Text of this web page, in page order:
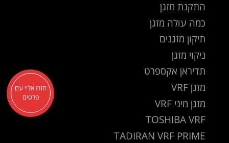
התקנת מזגן
כמה עולה מזגן
תיקון מזגנים
ניקוי מזגן
תדיראן אקספרט
מזגן VRF
מזגן מיני VRF
TOSHIBA VRF
TADIRAN VRF PRIME
חזרו אליי עם
פרטים